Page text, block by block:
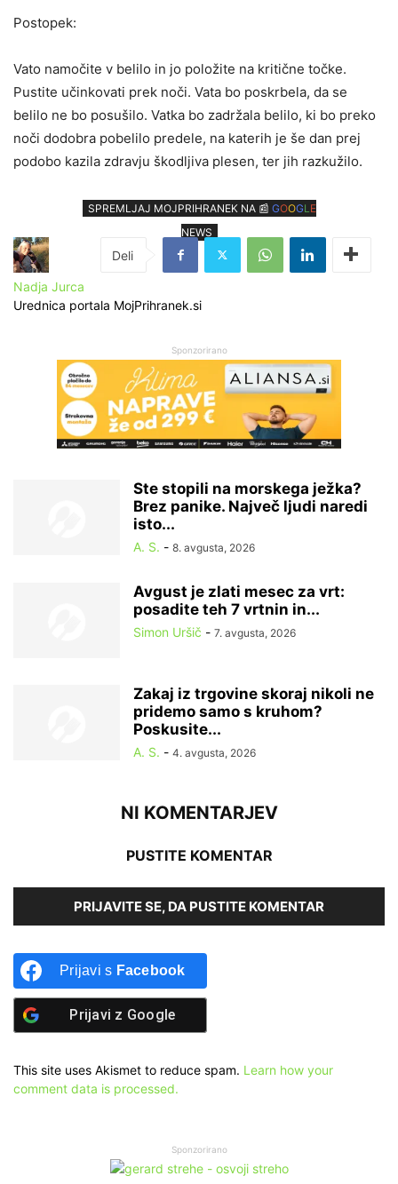
Postopek:
Vato namočite v belilo in jo položite na kritične točke.
Pustite učinkovati prek noči. Vata bo poskrbela, da se
belilo ne bo posušilo. Vatka bo zadržala belilo, ki bo preko
noči dodobra pobelilo predele, na katerih je še dan prej
podobo kazila zdravju škodljiva plesen, ter jih razkužilo.
SPREMLJAJ MOJPRIHRANEK NA 📰 GOOGL E
NEWS
Nadja Jurca
Urednica portala MojPrihranek.si
Sponzorirano
Ste stopili na morskega ježka?
Brez panike. Največ ljudi naredi
isto...
A. S. - 8. avgusta, 2026
Avgust je zlati mesec za vrt:
posadite teh 7 vrtnin in...
Simon Uršič - 7. avgusta, 2026
Zakaj iz trgovine skoraj nikoli ne
pridemo samo s kruhom?
Poskusite...
A. S. - 4. avgusta, 2026
NI KOMENTARJEV
PUSTITE KOMENTAR
PRIJAVITE SE, DA PUSTITE KOMENTAR
Prijavi s Facebook
Prijavi z Google
This site uses Akismet to reduce spam. Learn how your
comment data is processed.
Sponzorirano